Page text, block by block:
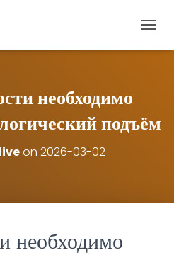
необходимо
подъём
liveon 2026-03-02
необходимо